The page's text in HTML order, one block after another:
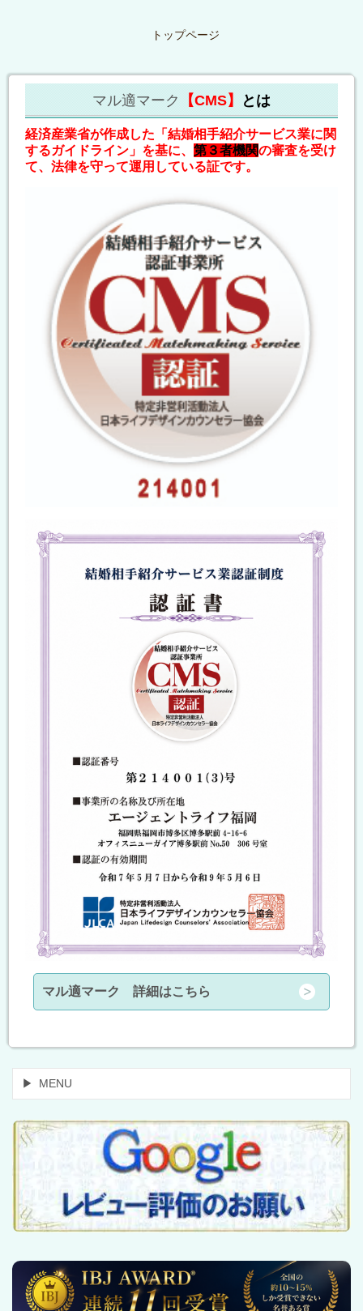
トップページ
マル適マーク 【CMS】 とは
経済産業省が作成した「結婚相手紹介サービス業に関
するガイドライン」を基に、 第３者機関の審査を受け
て、法律を守って運用している証です。
マル適マーク 詳細はこちら
MENU